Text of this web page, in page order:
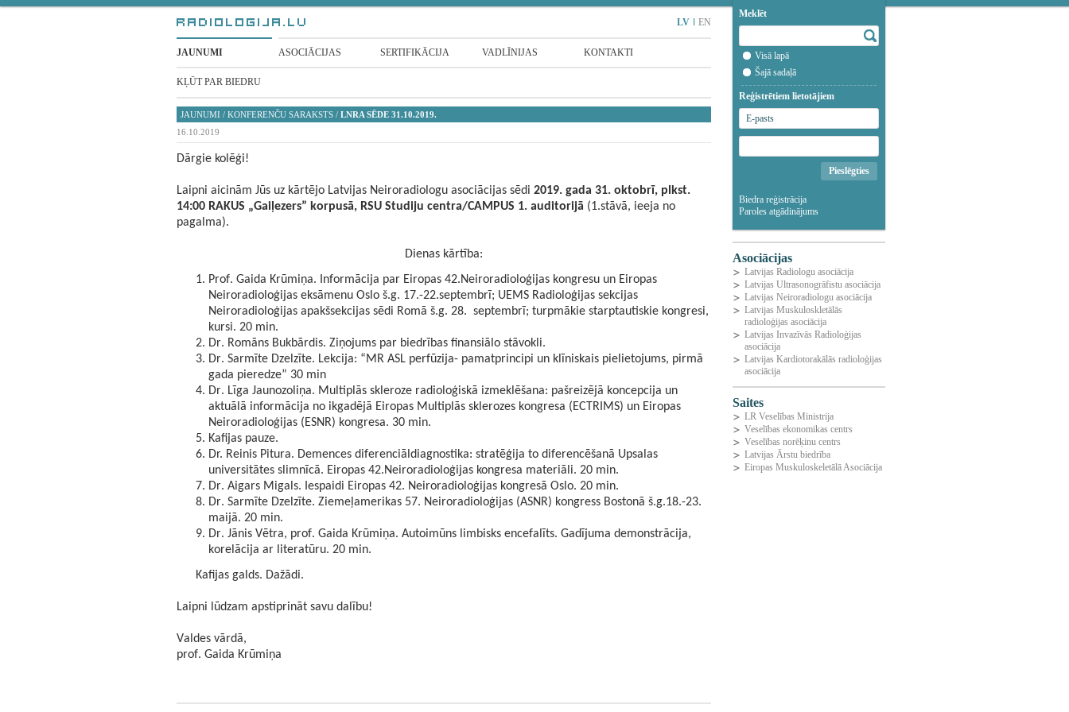
LV EN
JAUNUMI ASOCIĀCIJAS SERTIFIKĀCIJA VADLĪNIJAS KONTAKTI
KĻŪT PAR BIEDRU
JAUNUMI / KONFERENČU SARAKSTS / LNRA SĒDE 31.10.2019.
16.10.2019
Dārgie kolēģi!
Laipni aicinām Jūs uz kārtējo Latvijas Neiroradiologu asociācijas sēdi 2019. gada 31. oktobrī, plkst.
14:00 RAKUS „Gaiļezers” korpusā, RSU Studiju centra/CAMPUS 1. auditorijā (1.stāvā, ieeja no
pagalma).
Dienas kārtība:
Prof. Gaida Krūmiņa. Informācija par Eiropas 42.Neiroradioloģijas kongresu un Eiropas
Neiroradioloģijas eksāmenu Oslo š.g. 17.-22.septembrī; UEMS Radioloģijas sekcijas
Neiroradioloģijas apakšsekcijas sēdi Romā š.g. 28. septembrī; turpmākie starptautiskie kongresi,
kursi. 20 min.
Dr. Romāns Bukbārdis. Ziņojums par biedrības finansiālo stāvokli.
Dr. Sarmīte Dzelzīte. Lekcija: “MR ASL perfūzija- pamatprincipi un klīniskais pielietojums, pirmā
gada pieredze” 30 min
Dr. Līga Jaunozoliņa. Multiplās skleroze radioloģiskā izmeklēšana: pašreizējā koncepcija un
aktuālā informācija no ikgadējā Eiropas Multiplās sklerozes kongresa (ECTRIMS) un Eiropas
Neiroradioloģijas (ESNR) kongresa. 30 min.
Kafijas pauze.
Dr. Reinis Pitura. Demences diferenciāldiagnostika: stratēģija to diferencēšanā Upsalas
universitātes slimnīcā. Eiropas 42.Neiroradioloģijas kongresa materiāli. 20 min.
Dr. Aigars Migals. Iespaidi Eiropas 42. Neiroradioloģijas kongresā Oslo. 20 min.
Dr. Sarmīte Dzelzīte. Ziemeļamerikas 57. Neiroradioloģijas (ASNR) kongress Bostonā š.g.18.-23.
maijā. 20 min.
Dr. Jānis Vētra, prof. Gaida Krūmiņa. Autoimūns limbisks encefalīts. Gadījuma demonstrācija,
korelācija ar literatūru. 20 min.
Kafijas galds. Dažādi.
Laipni lūdzam apstiprināt savu dalību!
Valdes vārdā,
prof. Gaida Krūmiņa
Meklēt
Visā lapā
Šajā sadaļā
Reģistrētiem lietotājiem
Biedra reģistrācija
Paroles atgādinājums
Asociācijas
Latvijas Radiologu asociācija
Latvijas Ultrasonogrāfistu asociācija
Latvijas Neiroradiologu asociācija
Latvijas Muskuloskletālās
radioloģijas asociācija
Latvijas Invazīvās Radioloģijas
asociācija
Latvijas Kardiotorakālās radioloģijas
asociācija
Saites
LR Veselības Ministrija
Veselības ekonomikas centrs
Veselības norēķinu centrs
Latvijas Ārstu biedrība
Eiropas Muskuloskeletālā Asociācija